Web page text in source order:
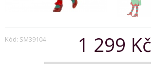
1 299 Kč
Kód: SM39104